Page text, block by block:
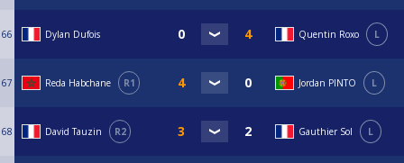
66 Dylan Dufois Quentin Roxo L
67 Reda Habchane R1 Jordan PINTO L
68 David Tauzin R2 Gauthier Sol L